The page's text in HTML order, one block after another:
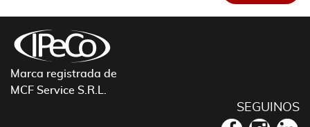
Marca registrada de
MCF Service S.R.L.
SEGUINOS